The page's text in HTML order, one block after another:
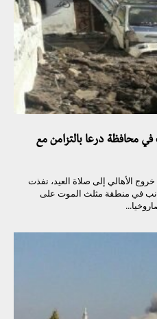
محافظة درعا بالتزامن مع
الأهالي إلى صلاة العيد، نفذت
في منطقة مثلث الموت على